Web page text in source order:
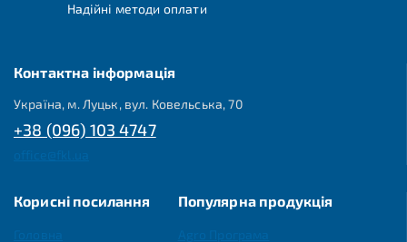
Надійні методи оплати
Контактна інформація
Україна, м. Луцьк, вул. Ковельська, 70
+38 (096) 103 4747
Корисні посилання Популярна продукція